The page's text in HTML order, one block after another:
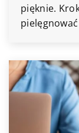
pięknie.